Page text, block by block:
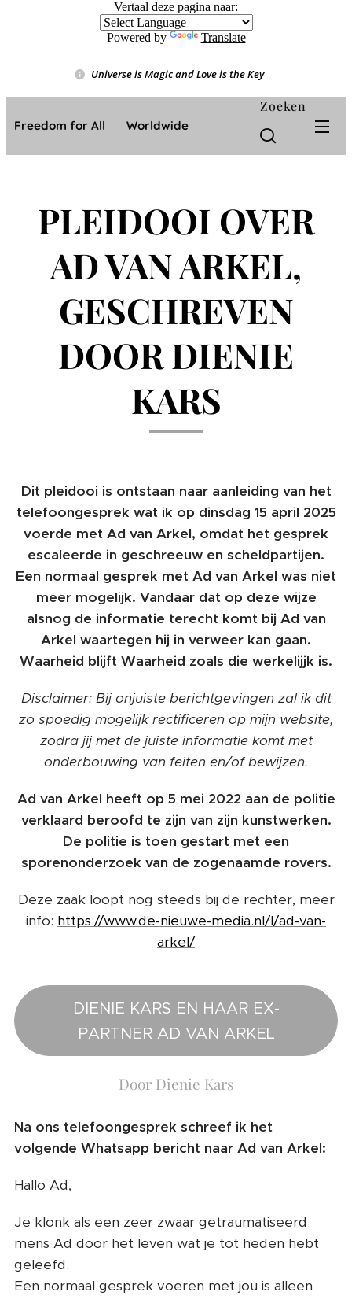
Vertaal deze pagina naar:
Powered by Translate
Universe is Magic and Love is the Key❤️
Freedom for All ❤️ Worldwide
Zoeken
PLEIDOOI OVER
AD VAN ARKEL,
GESCHREVEN
DOOR DIENIE
KARS
Dit pleidooi is ontstaan naar aanleiding van het
telefoongesprek wat ik op dinsdag 15 april 2025
voerde met Ad van Arkel, omdat het gesprek
escaleerde in geschreeuw en scheldpartijen.
Een normaal gesprek met Ad van Arkel was niet
meer mogelijk. Vandaar dat op deze wijze
alsnog de informatie terecht komt bij Ad van
Arkel waartegen hij in verweer kan gaan.
Waarheid blijft Waarheid zoals die werkelijjk is.
Disclaimer: Bij onjuiste berichtgevingen zal ik dit
zo spoedig mogelijk rectificeren op mijn website,
zodra jij met de juiste informatie komt met
onderbouwing van feiten en/of bewijzen.
Ad van Arkel heeft op 5 mei 2022 aan de politie
verklaard beroofd te zijn van zijn kunstwerken.
De politie is toen gestart met een
sporenonderzoek van de zogenaamde rovers.
Deze zaak loopt nog steeds bij de rechter, meer
info: https://www.de-nieuwe-media.nl/l/ad-van-
arkel/
DIENIE KARS EN HAAR EX-
PARTNER AD VAN ARKEL
Door Dienie Kars
Na ons telefoongesprek schreef ik het
volgende Whatsapp bericht naar Ad van Arkel:
Hallo Ad,
Je klonk als een zeer zwaar getraumatiseerd
mens Ad door het leven wat je tot heden hebt
geleefd.
Een normaal gesprek voeren met jou is alleen